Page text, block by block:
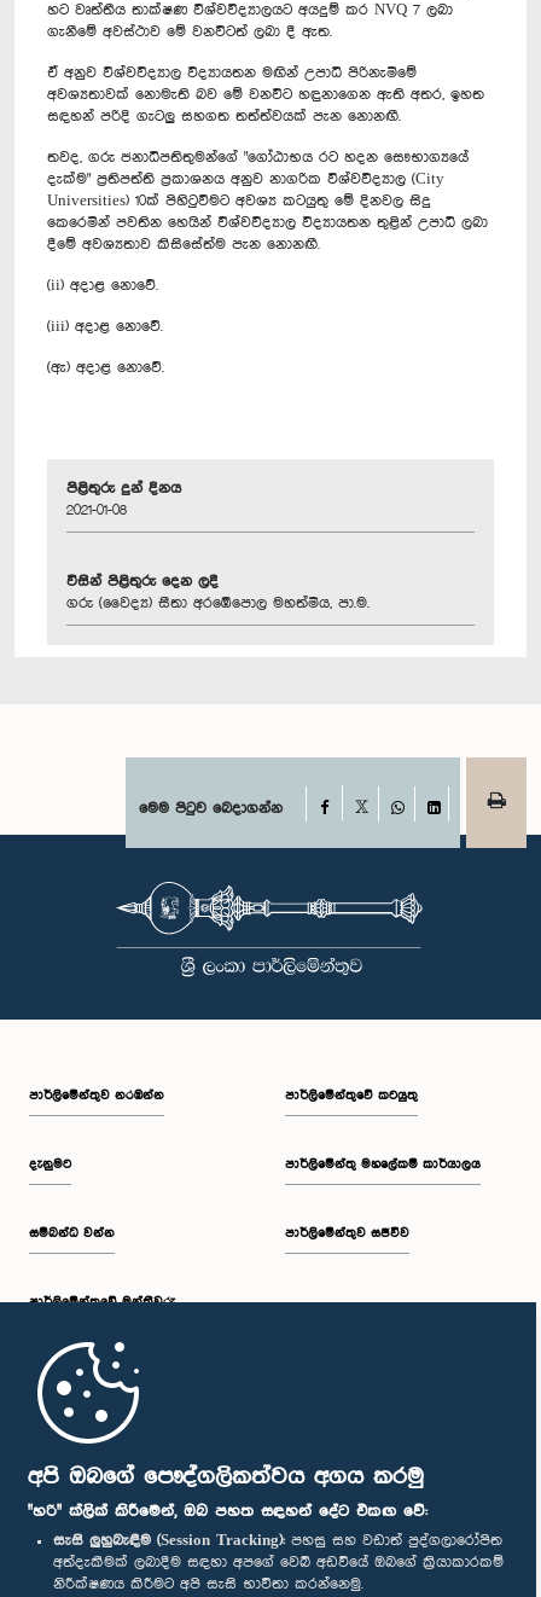
අපි ඔබගේ පෞද්ගලිකත්වය අගය කරමු
"හරි" ක්ලික් කිරීමෙන්, ඔබ පහත සඳහන් දේට එකඟ වේ:
සැසි ලුහුබැඳීම (Session Tracking): පහසු සහ වඩාත් පුද්ගලාරෝපිත
අත්දැකීමක් ලබාදීම සඳහා අපගේ වෙබ් අඩවියේ ඔබගේ ක්‍රියාකාරකම්
නිරීක්ෂණය කිරීමට අපි සැසි භාවිතා කරන්නෙමු.
හට වෘත්තීය තාක්ෂණ විශ්වවිද්‍යාලයට අයදුම් කර NVQ 7 ලබා
ගැනීමේ අවස්ථාව මේ වනවිටත් ලබා දී ඇත.
ඒ අනුව විශ්වවිද්‍යාල විද්‍යායතන මඟින් උපාධි පිරිනැමීමේ
අවශ්‍යතාවක් නොමැති බව මේ වනවිට හඳුනාගෙන ඇති අතර, ඉහත
සඳහන් පරිදි ගැටලු සහගත තත්ත්වයක් පැන නොනඟී.
තවද, ගරු ජනාධිපතිතුමන්ගේ "ගෝඨාභය රට හදන සෞභාග්‍යයේ
දැක්ම" ප්‍රතිපත්ති ප්‍රකාශනය අනුව නාගරික විශ්වවිද්‍යාල (City
Universities) 10ක් පිහිටුවීමට අවශ්‍ය කටයුතු මේ දිනවල සිදු
කෙරෙමින් පවතින හෙයින් විශ්වවිද්‍යාල විද්‍යායතන තුළින් උපාධි ලබා
දීමේ අවශ්‍යතාව කිසිසේත්ම පැන නොනඟී.
(ii) අදාළ නොවේ.
(iii) අදාළ නොවේ.
(ඇ) අදාළ නොවේ.
පිළිතුරු දුන් දිනය
2021-01-08
විසින් පිළිතුරු දෙන ලදී
ගරු (වෛද්‍ය) සීතා අරඹේපොල මහත්මිය, පා.ම.
මෙම පිටුව බෙදාගන්න Facebook
WhatsAppLinkedIn
පාර්ලි‌මේන්තුව නරඹන්න
දැනුමට
සම්බන්ධ වන්න
පාර්ලි‌මේන්තුවේ මන්ත්‍රීවරු
මුල් පිටුව
පාර්ලිමේන්තුවේ කටයුතු
පාර්ලිමේන්තු මහලේකම් කාර්යාලය
පාර්ලිමේන්තුව සජීවීව
පාර්ලිමේන්තු ජංගම යෙදුම